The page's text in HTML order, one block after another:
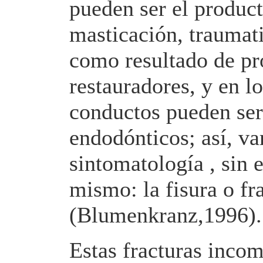
pueden ser el
masticación,
como resultado de
restauradores, y en
conductos pueden
endodónticos; así,
sintomatología , sin
mismo: la fisura o
(Blumenkranz,1996).
Estas fracturas